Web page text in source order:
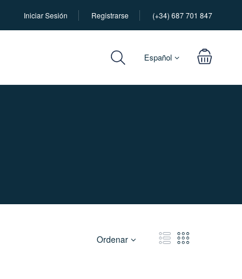
Iniciar Sesión Registrarse (+34) 687 701 847
Español
Ordenar